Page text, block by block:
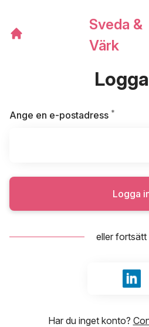
Sveda &
Värk
Ange en e-postadress *
Logga
eller fortsätt
Har du inget konto?